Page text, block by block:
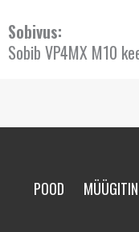
Sobivus:
Sobib VP4MX M10
POOD